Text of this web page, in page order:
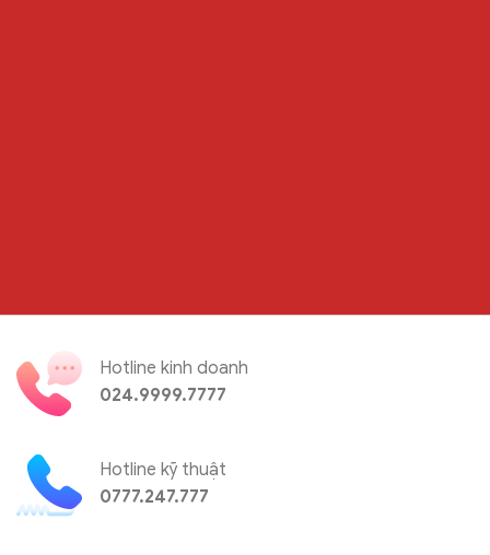
Hotline kinh doanh
024.9999.7777
Hotline kỹ thuật
0777.247.777